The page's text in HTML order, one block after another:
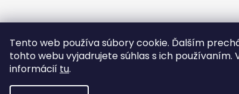
Tento web používa súbory cookie. Ďalším
tohto webu vyjadrujete súhlas s ich používaním.
informácií tu.
VYTVORENÉ V SPOLUPRÁCI S KVALITNYESHOP.SK
PRÁVA VYHRADENÉ.